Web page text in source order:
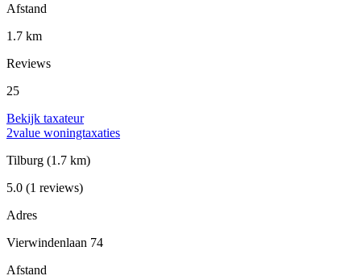
Afstand
1.7 km
Reviews
25
Bekijk taxateur
2value woningtaxaties
Tilburg (1.7 km)
5.0 (1 reviews)
Adres
Vierwindenlaan 74
Afstand